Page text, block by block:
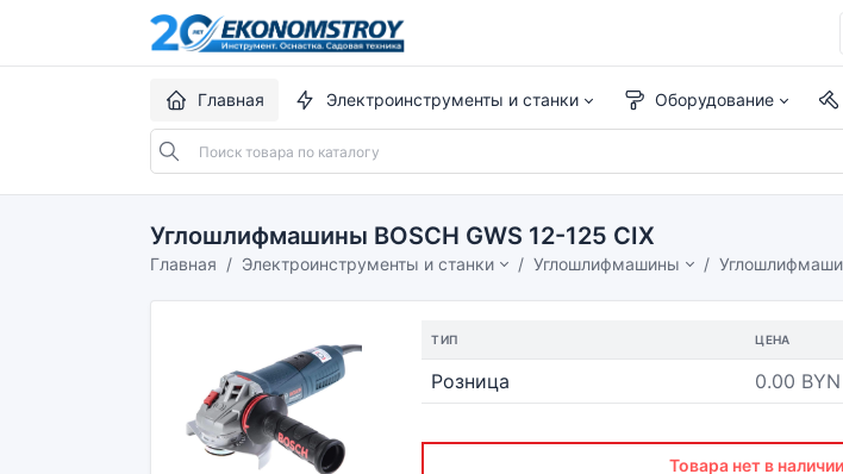
Главная Электроинструменты и станки Оборудование
Углошлифмашины BOSCH GWS 12-125 CIX
Главная Электроинструменты и станки Углошлифмашины
ТИП ЦЕНА
Розница 0.00 BYN
Товара нет в